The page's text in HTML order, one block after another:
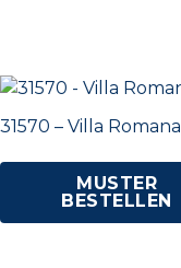
31570 – Villa Romana
MUSTER
BESTELLEN